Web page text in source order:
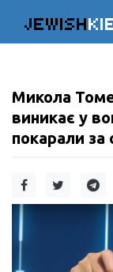
JEWISH
Микола
виникає у
покарали за